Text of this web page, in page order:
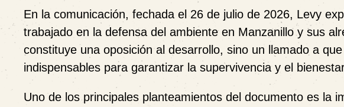
En la comunicación, fechada el 26 de julio de 2026, Levy
trabajado en la defensa del ambiente en Manzanillo y sus
constituye una oposición al desarrollo, sino un llamado a
indispensables para garantizar la supervivencia y el
Uno de los principales planteamientos del documento es la